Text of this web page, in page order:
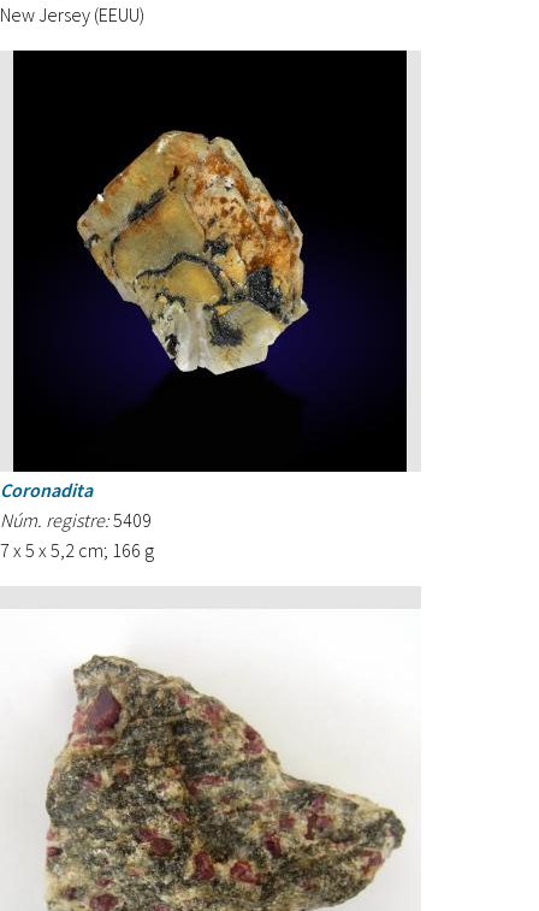
New Jersey (EEUU)
Coronadita
Núm. registre:5409
7 x 5 x 5,2 cm; 166 g